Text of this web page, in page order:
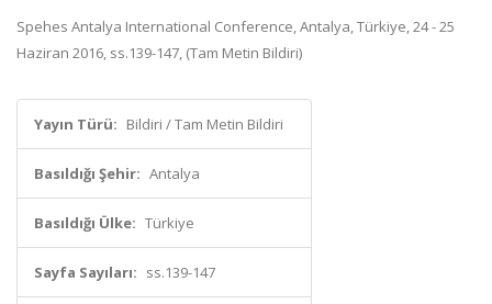
Spehes Antalya International Conference, Antalya, Türkiye, 24 - 25
Haziran 2016, ss.139-147, (Tam Metin Bildiri)
Yayın Türü: Bildiri / Tam Metin Bildiri
Basıldığı Şehir: Antalya
Basıldığı Ülke: Türkiye
Sayfa Sayıları: ss.139-147